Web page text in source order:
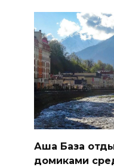
Аша База
домиками